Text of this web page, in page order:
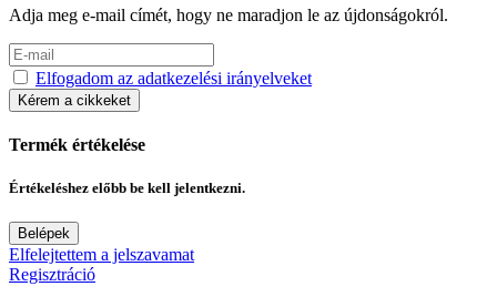
Adja meg e-mail címét, hogy ne maradjon le az újdonságokról.
Elfogadom az adatkezelési irányelveket
Kérem a cikkeket
Termék értékelése
Értékeléshez előbb be kell jelentkezni.
Belépek
Elfelejtettem a jelszavamat
Regisztráció